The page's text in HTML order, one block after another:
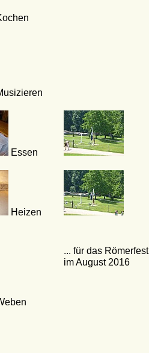
Essen
Heizen
... für das Römerfest
im August 2016